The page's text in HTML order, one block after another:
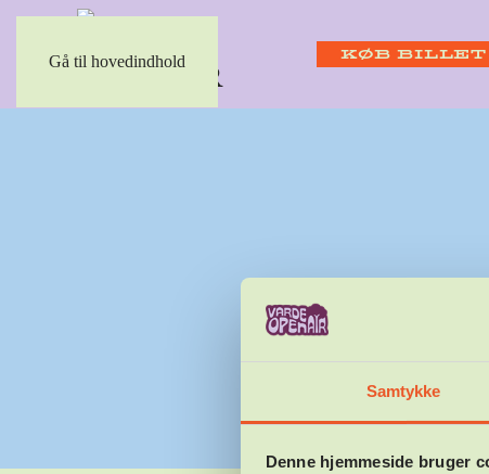
Samtykke
Denne hjemmeside bruger
Gå til hovedindhold KØB BILLET